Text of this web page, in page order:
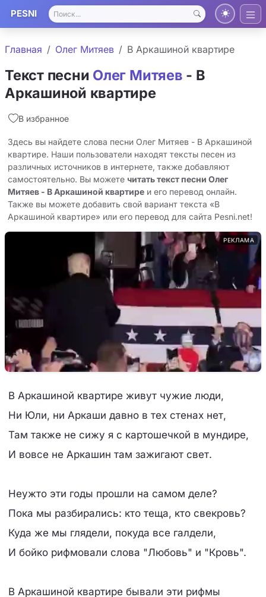
PESNI
Главная Олег Митяев В Аркашиной квартире
Текст песни Олег Митяев - В
Аркашиной квартире
В избранное
Здесь вы найдете слова песни Олег Митяев - В Аркашиной
квартире. Наши пользователи находят тексты песен из
различных источников в интернете, также добавляют
самостоятельно. Вы можете читать текст песни Олег
Митяев - В Аркашиной квартире и его перевод онлайн.
Также вы можете добавить свой вариант текста «В
Аркашиной квартире» или его перевод для сайта Pesni.net!
РЕКЛАМА
В Аркашиной квартире живут чужие люди,
Ни Юли, ни Аркаши давно в тех стенах нет,
Там также не сижу я с картошечкой в мундире,
И вовсе не Аркашин там зажигают свет.
Неужто эти годы прошли на самом деле?
Пока мы разбирались: кто теща, кто свекровь?
Куда же мы глядели, покуда все галдели,
И бойко рифмовали слова "Любовь" и "Кровь".
В Аркашиной квартире бывали эти рифмы